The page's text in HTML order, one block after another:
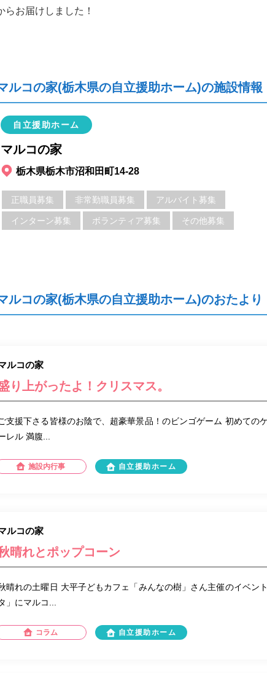
お届けしました！
ルコの家(栃木県の自立援助ホーム)の施設情報
自立援助ホーム
マルコの家
栃木県栃木市沼和田町14-28
正職員募集 非常勤職員募集 アルバイト募集
インターン募集 ボランティア募集 その他募集
ルコの家(栃木県の自立援助ホーム)のおたより
ルコの家
り上がったよ！クリスマス。
支援下さる皆様のお陰で、超豪華景品！のビンゴゲーム 初めての
レル 満腹...
施設内行事 自立援助ホーム
ルコの家
晴れとポップコーン
晴れの土曜日 大平子どもカフェ「みんなの樹」さん主催のイベン
」にマルコ...
コラム 自立援助ホーム